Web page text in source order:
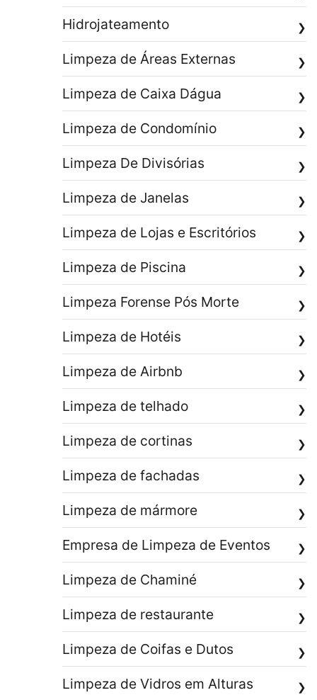
Hidrojateamento ❯
Limpeza de Áreas Externas ❯
Limpeza de Caixa Dágua ❯
Limpeza de Condomínio ❯
Limpeza De Divisórias ❯
Limpeza de Janelas ❯
Limpeza de Lojas e Escritórios ❯
Limpeza de Piscina ❯
Limpeza Forense Pós Morte ❯
Limpeza de Hotéis ❯
Limpeza de Airbnb ❯
Limpeza de telhado ❯
Limpeza de cortinas ❯
Limpeza de fachadas ❯
Limpeza de mármore ❯
Empresa de Limpeza de Eventos ❯
Limpeza de Chaminé ❯
Limpeza de restaurante ❯
Limpeza de Coifas e Dutos ❯
Limpeza de Vidros em Alturas ❯